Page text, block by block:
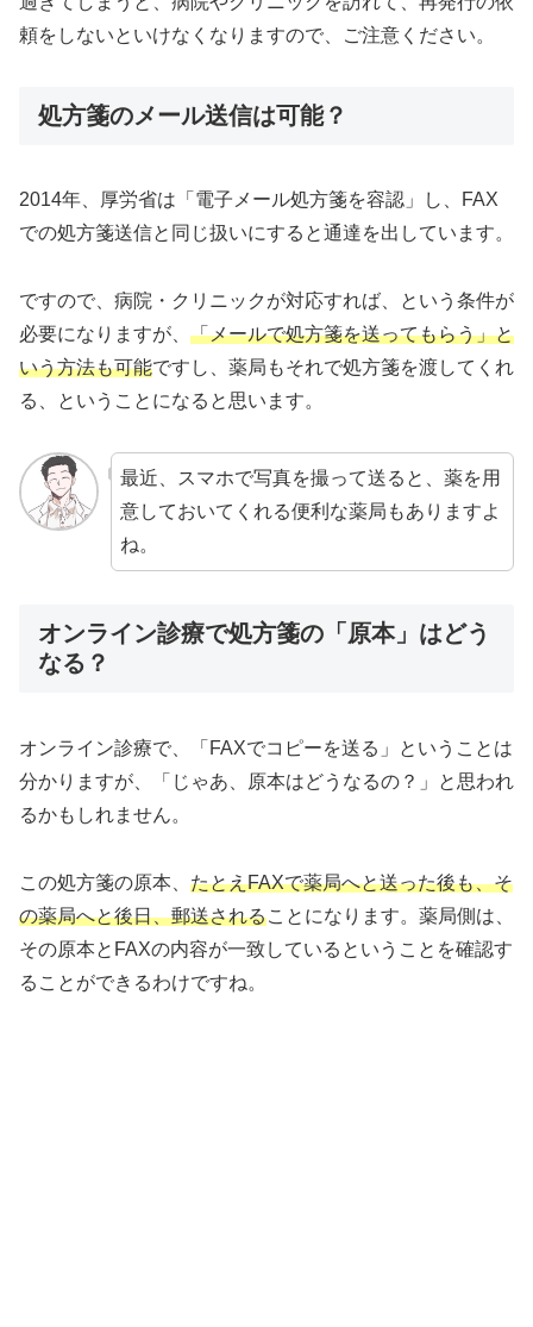
頼をしないといけなくなりますので、ご注意ください。
処方箋のメール送信は可能？
2014年、厚労省は「電子メール処方箋を容認」し、FAX
での処方箋送信と同じ扱いにすると通達を出しています。
ですので、病院・クリニックが対応すれば、という条件が
必要になりますが、 「メールで処方箋を送ってもらう」と
いう方法も可能ですし、薬局もそれで処方箋を渡してくれ
る、ということになると思います。
最近、スマホで写真を撮って送ると、薬を用
意しておいてくれる便利な薬局もありますよ
ね。
オンライン診療で処方箋の「原本」はどう
なる？
オンライン診療で、「FAXでコピーを送る」ということは
分かりますが、「じゃあ、原本はどうなるの？」と思われ
るかもしれません。
この処方箋の原本、 たとえFAXで薬局へと送った後も、そ
の薬局へと後日、郵送されることになります。薬局側は、
その原本とFAXの内容が一致しているということを確認す
ることができるわけですね。